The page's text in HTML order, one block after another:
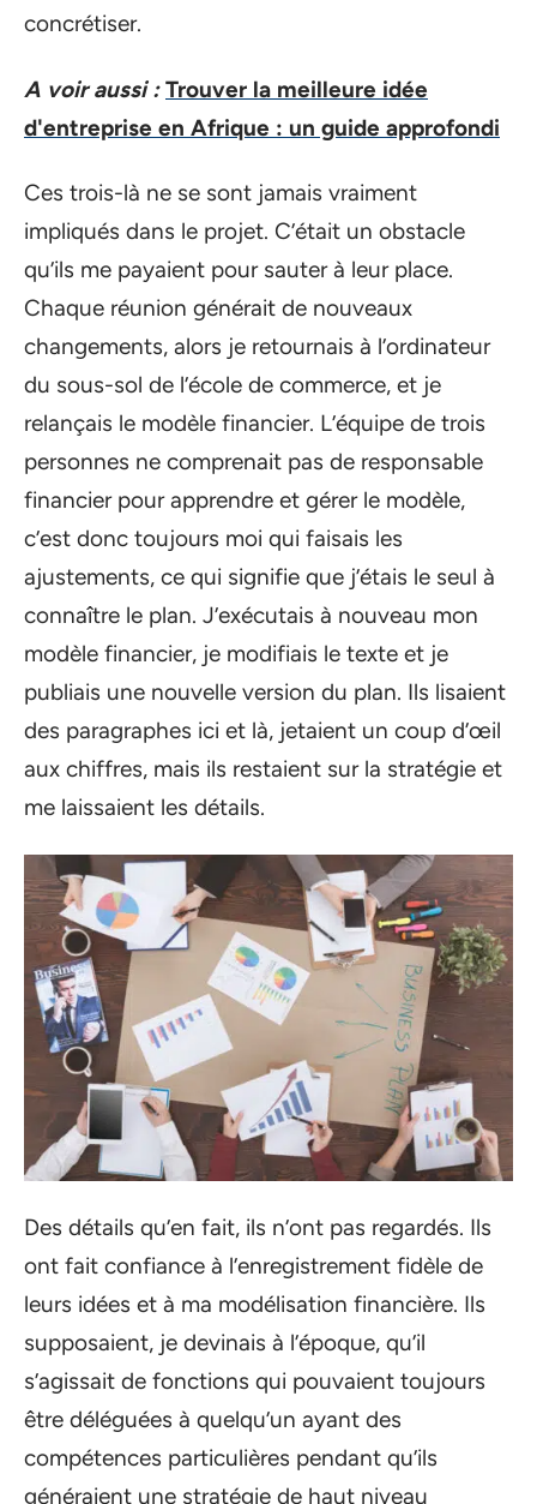
concrétiser.
A voir aussi : Trouver la meilleure idée
d'entreprise en Afrique : un guide approfondi
Ces trois-là ne se sont jamais vraiment
impliqués dans le projet. C’était un obstacle
qu’ils me payaient pour sauter à leur place.
Chaque réunion générait de nouveaux
changements, alors je retournais à l’ordinateur
du sous-sol de l’école de commerce, et je
relançais le modèle financier. L’équipe de trois
personnes ne comprenait pas de responsable
financier pour apprendre et gérer le modèle,
c’est donc toujours moi qui faisais les
ajustements, ce qui signifie que j’étais le seul à
connaître le plan. J’exécutais à nouveau mon
modèle financier, je modifiais le texte et je
publiais une nouvelle version du plan. Ils lisaient
des paragraphes ici et là, jetaient un coup d’œil
aux chiffres, mais ils restaient sur la stratégie et
me laissaient les détails.
Des détails qu’en fait, ils n’ont pas regardés. Ils
ont fait confiance à l’enregistrement fidèle de
leurs idées et à ma modélisation financière. Ils
supposaient, je devinais à l’époque, qu’il
s’agissait de fonctions qui pouvaient toujours
être déléguées à quelqu’un ayant des
compétences particulières pendant qu’ils
généraient une stratégie de haut niveau